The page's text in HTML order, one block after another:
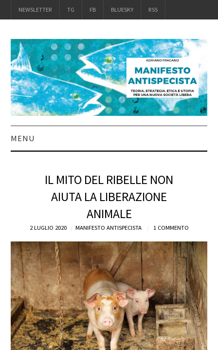
NEWSLETTER TG FB BLUESKY RSS
MENU
IL LIBRO
CHI
BLOG
CONTATTI
IL MITO DEL RIBELLE NON
AIUTA LA LIBERAZIONE
ANIMALE
2 LUGLIO 2020 MANIFESTO ANTISPECISTA 1 COMMENTO